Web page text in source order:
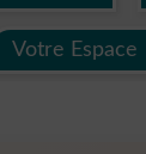
Votre Espace